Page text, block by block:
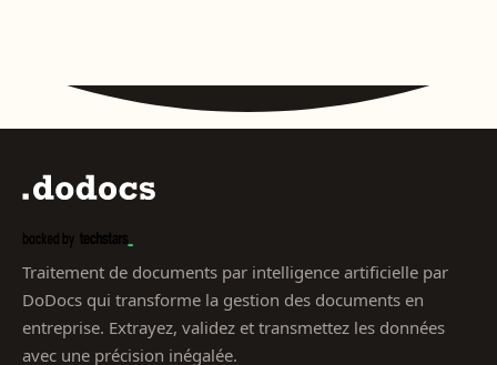
Traitement de documents par intelligence artificielle par
DoDocs qui transforme la gestion des documents en
entreprise. Extrayez, validez et transmettez les données
avec une précision inégalée.